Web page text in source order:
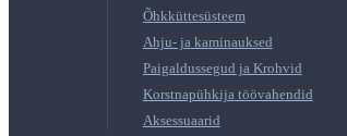
Õhkküttesüsteem
Ahju- ja kaminauksed
Paigaldussegud ja Krohvid
Korstnapühkija töövahendid
Aksessuaarid